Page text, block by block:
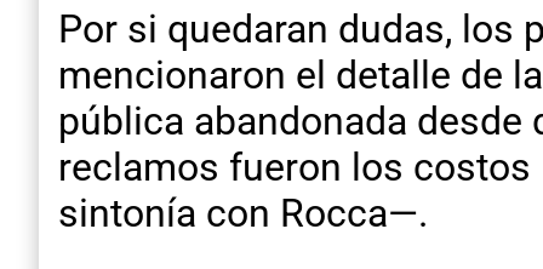
Por si quedaran dudas, los
mencionaron el detalle de
pública abandonada
reclamos fueron los
sintonía con Rocca—.